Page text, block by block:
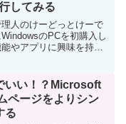
してみる
人のけーどっとけーで
のPCを初購入し
やアプリに興味を持ち
リを使ってみることを
いい！？Microsoft
ページをよりシン
る